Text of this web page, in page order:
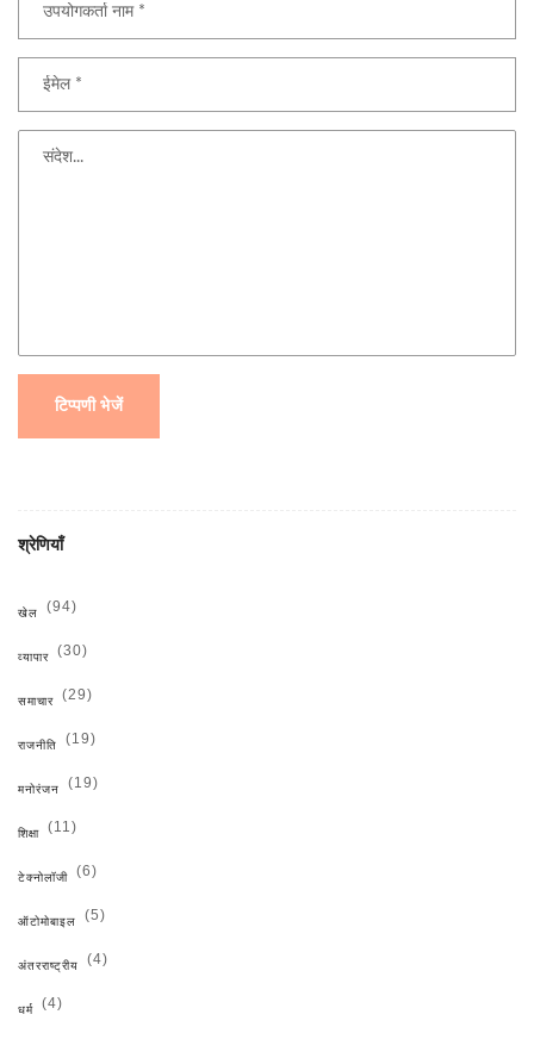
टिप्पणी भेजें
श्रेणियाँ
खेल (94)
व्यापार (30)
समाचार (29)
राजनीति (19)
मनोरंजन (19)
शिक्षा (11)
टेक्नोलॉजी (6)
ऑटोमोबाइल (5)
अंतरराष्ट्रीय (4)
धर्म (4)